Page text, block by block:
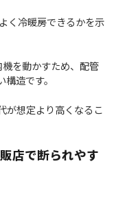
く冷暖房できるかを示
を動かすため、配管
造です。
が想定より高くなるこ
店で断られやす